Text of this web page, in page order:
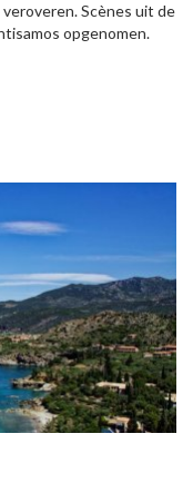
Scènes uit de
opgenomen.